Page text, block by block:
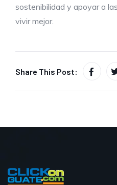
sostenibilidad y apoyar a
vivir mejor.
Share This Post: